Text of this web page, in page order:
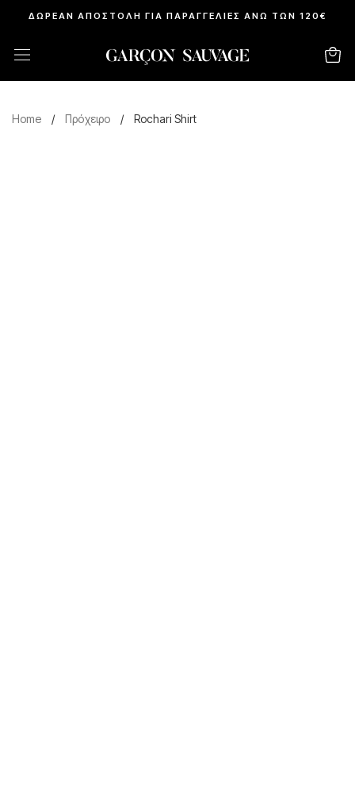
ΔΩΡΕΑΝ ΑΠΟΣΤΟΛΗ ΓΙΑ ΠΑΡΑΓΓΕΛΙΕΣ ΑΝΩ ΤΩΝ 120€
Home / Πρόχειρο / Rochari Shirt